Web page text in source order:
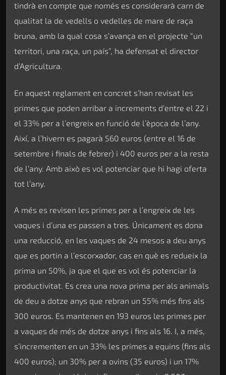
tindrà en compte que només es considerarà carn de
qualitat la de vedells o vedelles de mare de raça
bruna, amb la qual cosa s’avança en el projecte “un
territori, una raça, un país”, ha defensat el director
d’Agricultura.
En aquest reglament en concret s’han revisat les
primes que poden arribar a increments d’entre el 22 i
el 33% per a l’engreix en funció de l’època de l’any.
Així, a l’hivern es pagarà 560 euros (entre el 16 de
setembre i finals de febrer) i 400 euros per a la resta
de l’any. Amb això es vol potenciar que hi hagi oferta
tot l’any.
A més es revisen les primes per a l’engreix de les
vaques i d’una es passen a tres. Únicament es dona
una reducció, en les vaques de 24 mesos a deu anys
que es portin a l’escorxador, cas en què es redueix la
prima un 50%, ja que el que es vol és potenciar la
productivitat. Es crea una nova prima per als animals
de deu a dotze anys que rebran un 55% més fins als
300 euros. Es mantenen en 193 euros les primes per
a vaques de més de dotze anys i fins als 16. I, a més,
s’incrementen en un 33% les primes a equins (fins als
400 euros); un 30% per a ovins (35 euros) i un 17%